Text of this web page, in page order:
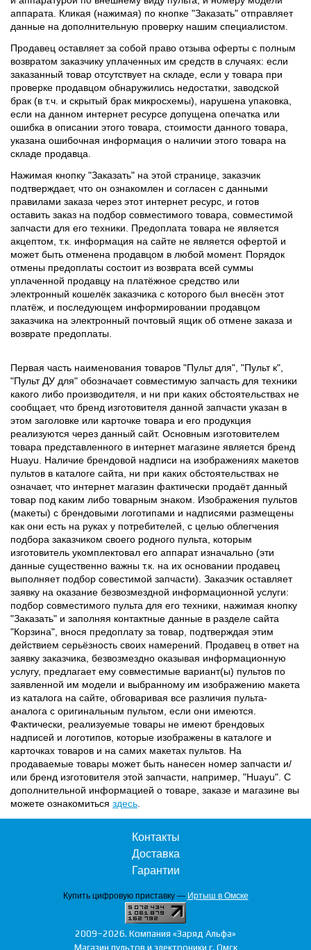
аппарата. Кликая (нажимая) по кнопке "Заказать" отправляет
данные на дополнительную проверку нашим специалистом.
Продавец оставляет за собой право отзыва оферты с полным
возвратом заказчику уплаченных им средств в случаях: если
заказанный товар отсутствует на складе, если у товара при
проверке продавцом обнаружились недостатки, заводской
брак (в т.ч. и скрытый брак микросхемы), нарушена упаковка,
если на данном интернет ресурсе допущена опечатка или
ошибка в описании этого товара, стоимости данного товара,
указана ошибочная информация о наличии этого товара на
складе продавца.
Нажимая кнопку "Заказать" на этой странице, заказчик
подтверждает, что он ознакомлен и согласен с данными
правилами заказа через этот интернет ресурс, и готов
оставить заказ на подбор совместимого товара, совместимой
запчасти для его техники. Предоплата товара не является
акцептом, т.к. информация на сайте не является офертой и
может быть отменена продавцом в любой момент. Порядок
отмены предоплаты состоит из возврата всей суммы
уплаченной продавцу на платёжное средство или
электронный кошелёк заказчика с которого был внесён этот
платёж, и последующем информировании продавцом
заказчика на электронный почтовый ящик об отмене заказа и
возврате предоплаты.
Первая часть наименования товаров "Пульт для", "Пульт к",
"Пульт ДУ для" обозначает совместимую запчасть для техники
какого либо производителя, и ни при каких обстоятельствах не
сообщает, что бренд изготовителя данной запчасти указан в
этом заголовке или карточке товара и его продукция
реализуются через данный сайт. Основным изготовителем
товара представленного в интернет магазине является бренд
Huayu. Наличие брендовой надписи на изображениях макетов
пультов в каталоге сайта, ни при каких обстоятельствах не
означает, что интернет магазин фактически продаёт данный
товар под каким либо товарным знаком. Изображения пультов
(макеты) с брендовыми логотипами и надписями размещены
как они есть на руках у потребителей, с целью облегчения
подбора заказчиком своего родного пульта, которым
изготовитель укомплектовал его аппарат изначально (эти
данные существенно важны т.к. на их основании продавец
выполняет подбор совестимой запчасти). Заказчик оставляет
заявку на оказание безвозмездной информационной услуги:
подбор совместимого пульта для его техники, нажимая кнопку
"Заказать" и заполняя контактные данные в разделе сайта
"Корзина", внося предоплату за товар, подтверждая этим
действием серьёзность своих намерений. Продавец в ответ на
заявку заказчика, безвозмездно оказывая информационную
услугу, предлагает ему совместимые вариант(ы) пультов по
заявленной им модели и выбранному им изображению макета
из каталога на сайте, обговаривая все различия пульта-
аналога с оригинальным пультом, если они имеются.
Фактически, реализуемые товары не имеют брендовых
надписей и логотипов, которые изображены в каталоге и
карточках товаров и на самих макетах пультов. На
продаваемые товары может быть нанесен номер запчасти и/
или бренд изготовителя этой запчасти, например, "Huayu". С
дополнительной информацией о товаре, заказе и магазине вы
можете ознакомиться здесь
Контакты
Доставка
Гарантии
2009–2026. Компания «Заряд Альфа»
Магазин пультов и электроники г. Омск
Купить цифровую приставку — Иртыш в Омске